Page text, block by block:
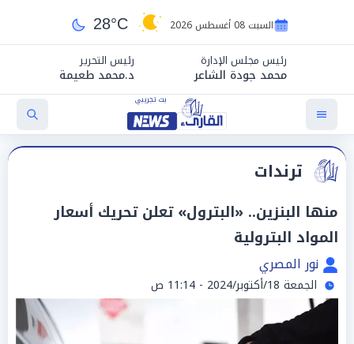
السبت 08 أغسطس 2026 28°C
رئيس مجلس الإدارة
محمد جودة الشاعر
رئيس التحرير
د.محمد طعيمة
ترندات
منها البنزين.. «البترول» تعلن تحريك أسعار
المواد البترولية
نور المصري
الجمعة 18/أكتوبر/2024 - 11:14 ص